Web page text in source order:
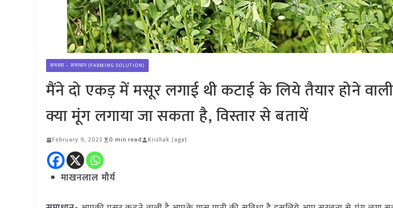
समस्या – समाधान (FARMING SOLUTION)
मैंने दो एकड़ में मसूर लगाई थी कटाई के लिये तैयार होने
क्या मूंग लगाया जा सकता है, विस्तार से बतायें
February 9, 2023 0 min read Krishak Jagat
माखनलाल मौर्य